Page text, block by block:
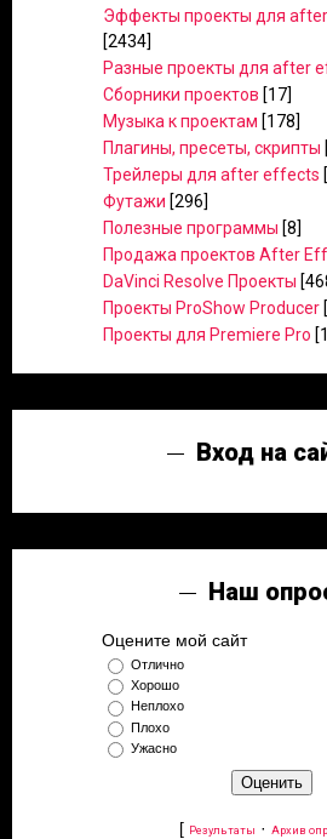
Эффекты проекты для
[2434]
Разные проекты для after
Сборники проектов [17]
Музыка к проектам [178]
Плагины, пресеты, скрипты
Трейлеры для after effects
Футажи [296]
Полезные программы [8]
Продажа проектов After
DaVinci Resolve Проекты
Проекты ProShow Producer
Проекты для Premiere Pro
Вход на
Наш
Оцените мой сайт
Отлично
Хорошо
Неплохо
Плохо
Ужасно
[ Результаты · Архив